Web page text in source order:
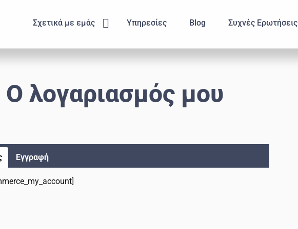
Σχετικά με εμάς SubmenuΥπηρεσίες Blog Συχνές Ερωτήσεις
Ο λογαριασμός μου
Εγγραφή